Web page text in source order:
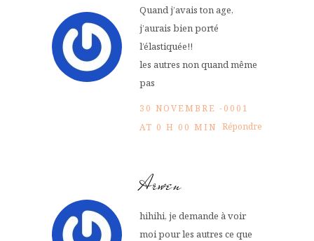
Quand j’avais ton age,
j’aurais bien porté
l’élastiquée!!
les autres non quand même
pas
30 NOVEMBRE -0001
AT 0 H 00 MIN Répondre
Arwen
hihihi, je demande à voir
moi pour les autres ce que